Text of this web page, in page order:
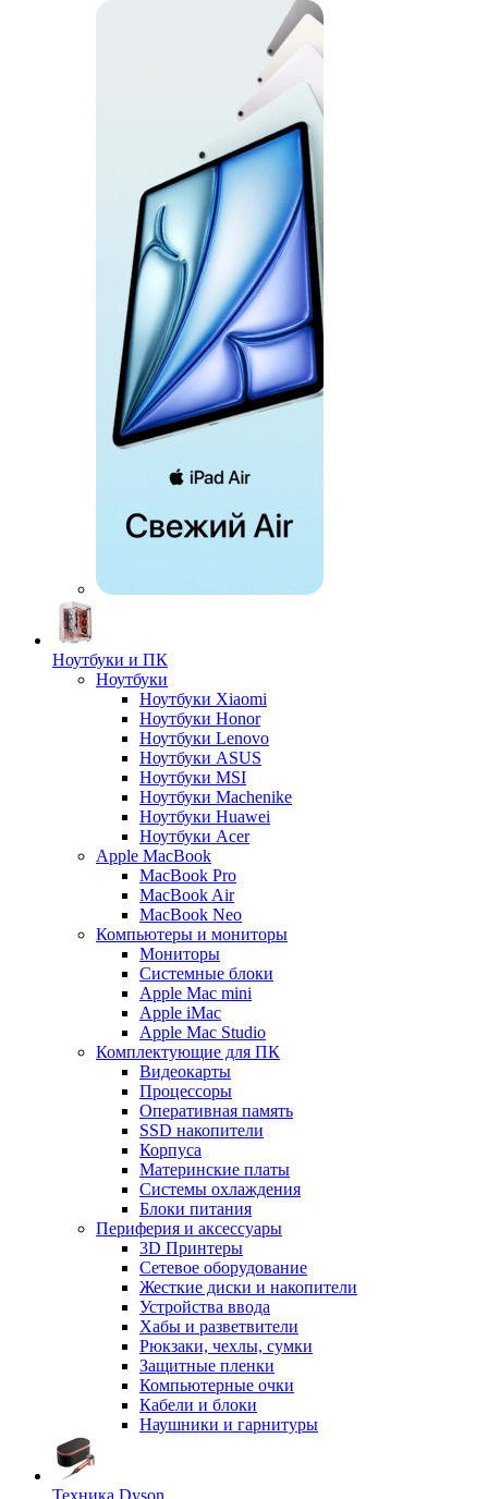
Ноутбуки и ПК
Ноутбуки
Ноутбуки Xiaomi
Ноутбуки Honor
Ноутбуки Lenovo
Ноутбуки ASUS
Ноутбуки MSI
Ноутбуки Machenike
Ноутбуки Huawei
Ноутбуки Acer
Apple MacBook
MacBook Pro
MacBook Air
MacBook Neo
Компьютеры и мониторы
Мониторы
Системные блоки
Apple Mac mini
Apple iMac
Apple Mac Studio
Комплектующие для ПК
Видеокарты
Процессоры
Оперативная память
SSD накопители
Корпуса
Материнские платы
Системы охлаждения
Блоки питания
Периферия и аксессуары
3D Принтеры
Сетевое оборудование
Жесткие диски и накопители
Устройства ввода
Хабы и разветвители
Рюкзаки, чехлы, сумки
Защитные пленки
Компьютерные очки
Кабели и блоки
Наушники и гарнитуры
Техника Dyson